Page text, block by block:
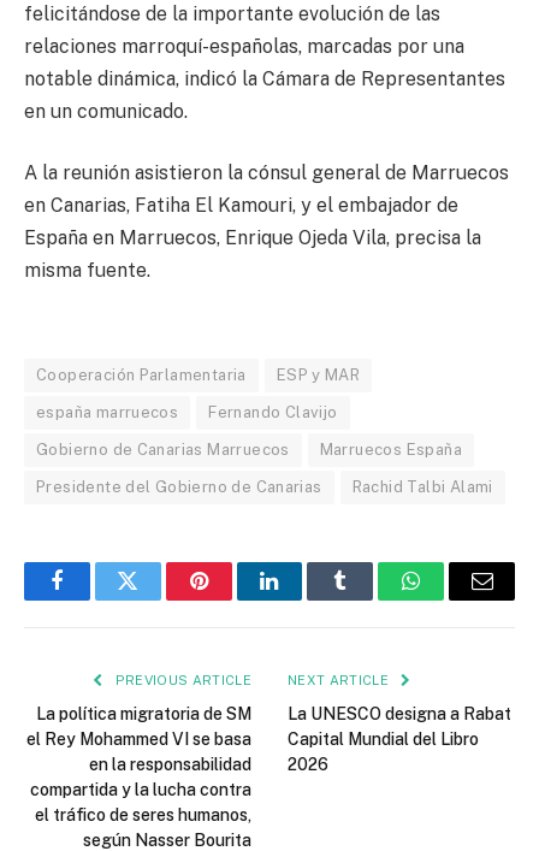
felicitándose de la importante evolución de las
relaciones marroquí-españolas, marcadas por una
notable dinámica, indicó la Cámara de Representantes
en un comunicado.
A la reunión asistieron la cónsul general de Marruecos
en Canarias, Fatiha El Kamouri, y el embajador de
España en Marruecos, Enrique Ojeda Vila, precisa la
misma fuente.
Cooperación Parlamentaria ESP y MAR
españa marruecos Fernando Clavijo
Gobierno de Canarias Marruecos Marruecos España
Presidente del Gobierno de Canarias Rachid Talbi Alami
FacebookTwitter PinterestLinkedInTumblr WhatsAppEmail
PREVIOUS ARTICLE
La política migratoria de SM
el Rey Mohammed VI se basa
en la responsabilidad
compartida y la lucha contra
el tráfico de seres humanos,
según Nasser Bourita
NEXT ARTICLE
La UNESCO designa a Rabat
Capital Mundial del Libro
2026